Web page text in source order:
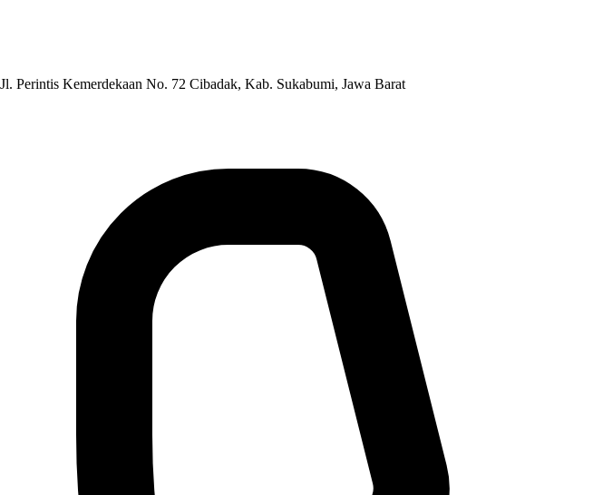
Jl. Perintis Kemerdekaan No. 72 Cibadak, Kab. Sukabumi, Jawa Barat